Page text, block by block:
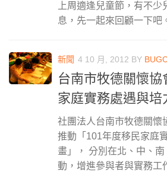
上周適逢兒童節，有不
息，先一起來回顧一下吧
新聞 4 10 月, 2012 BY
台南市牧德關懷協
家庭實務處遇與培
社團法人台南市牧德關懷
推動「101年度移民家庭
畫」， 分別在北、中、
動，增進參與者與實務工